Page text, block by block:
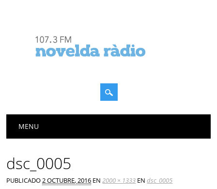
Menú principal
MENU
dsc_0005
PUBLICADO2 OCTUBRE, 2016 EN2000 × 1333 ENdsc_0005